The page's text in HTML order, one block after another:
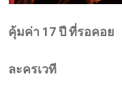
คุ้มค่า 17 ปี ที่รอคอย
ละครเวที